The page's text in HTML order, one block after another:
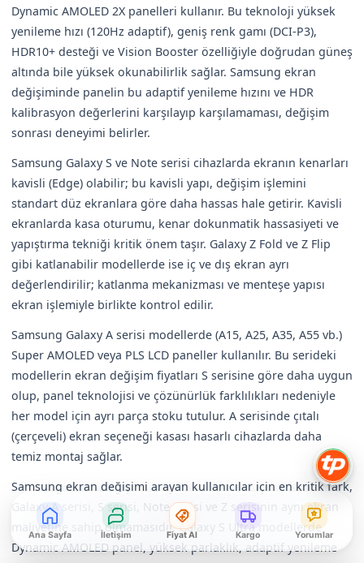
Dynamic AMOLED 2X panelleri kullanır. Bu teknoloji yüksek
yenileme hızı (120Hz adaptif), geniş renk gamı (DCI-P3),
HDR10+ desteği ve Vision Booster özelliğiyle doğrudan güneş
altında bile yüksek okunabilirlik sağlar. Samsung ekran
değişiminde panelin bu adaptif yenileme hızını ve HDR
kalibrasyon değerlerini karşılayıp karşılamaması, değişim
sonrası deneyimi belirler.
Samsung Galaxy S ve Note serisi cihazlarda ekranın kenarları
kavisli (Edge) olabilir; bu kavisli yapı, değişim işlemini
standart düz ekranlara göre daha hassas hale getirir. Kavisli
ekranlarda kasa oturumu, kenar dokunmatik hassasiyeti ve
yapıştırma tekniği kritik önem taşır. Galaxy Z Fold ve Z Flip
gibi katlanabilir modellerde ise iç ve dış ekran ayrı
değerlendirilir; katlanma mekanizması ve menteşe yapısı
ekran işlemiyle birlikte kontrol edilir.
Samsung Galaxy A serisi modellerde (A15, A25, A35, A55 vb.)
Super AMOLED veya PLS LCD paneller kullanılır. Bu serideki
modellerin ekran değişim fiyatları S serisine göre daha uygun
olup, panel teknolojisi ve çözünürlük farklılıkları nedeniyle
her model için ayrı parça stoku tutulur. A serisinde çıtalı
(çerçeveli) ekran seçeneği kasası hasarlı cihazlarda daha
temiz montaj sağlar.
Samsung ekran değişimi arayan kullanıcılar için en kritik fark,
Galaxy A serisi, S serisi, Note serisi ve Z serisinin aynı ekran
maliyetine sahip olmamasıdır. Galaxy S Ultra modellerde
Dynamic AMOLED panel, yüksek parlaklık, adaptif yenileme
Ana Sayfa İletişim Fiyat Al Kargo Yorumlar